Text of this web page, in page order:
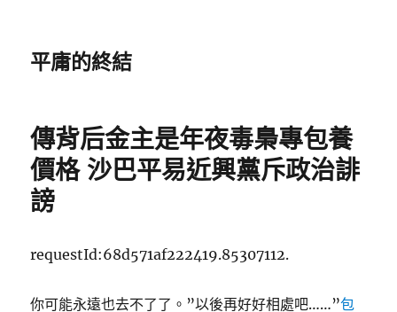
平庸的終結
傳背后金主是年夜毒梟專包養
價格 沙巴平易近興黨斥政治誹
謗
requestId:68d571af222419.85307112.
你可能永遠也去不了了。”以後再好好相處吧……”包